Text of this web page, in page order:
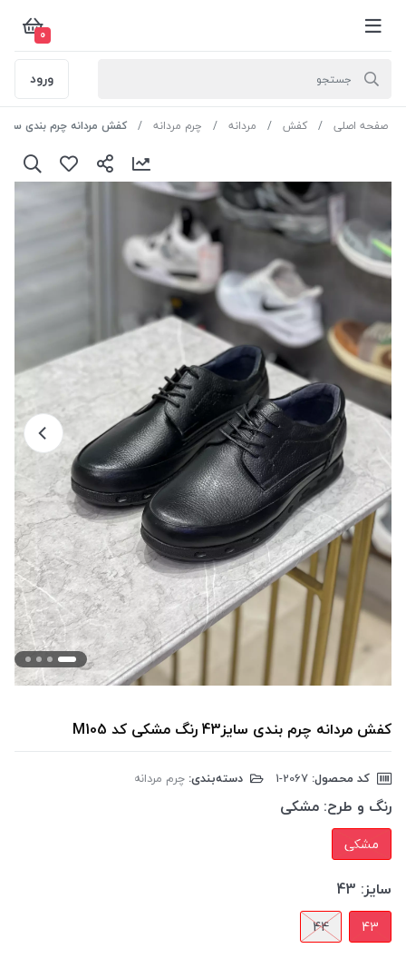
0
ورود
صفحه اصلی کفش مردانه چرم مردانه کفش مردانه چرم بندی سایز43 رنگ مشکی کد M105
کفش مردانه چرم بندی سایز43 رنگ مشکی کد M105
کد محصول: دسته‌بندی: چرم مردانه
رنگ و طرح: مشکی
مشکی
سایز: 43
43
44